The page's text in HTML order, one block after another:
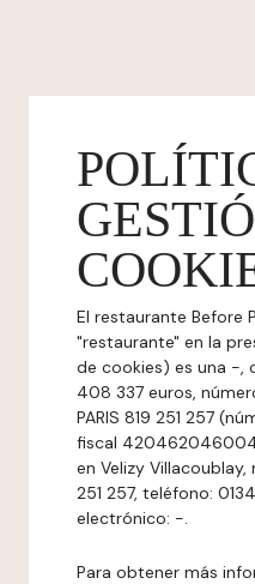
El restaurante Before
"restaurante" en la
de cookies) es una -,
408 337 euros,
PARIS 819 251 257
fiscal
en Velizy Villacoublay,
251 257, teléfono:
electrónico: -.
Para obtener más